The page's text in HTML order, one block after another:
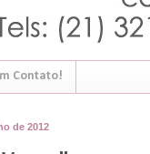
Contato!
de 2012